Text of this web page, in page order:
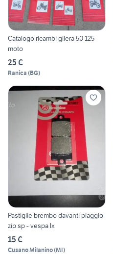
Catalogo ricambi gilera 50 125
moto
25 €
Ranica (BG)
Pastiglie brembo davanti piaggio
zip sp - vespa lx
15 €
Cusano Milanino(MI)